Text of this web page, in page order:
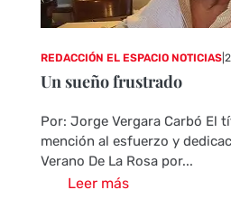
REDACCIÓN EL ESPACIO NOTICIAS|
Un sueño frustrado
Por: Jorge Vergara Carbó El
mención al esfuerzo y
Verano De La Rosa por...
Leer más